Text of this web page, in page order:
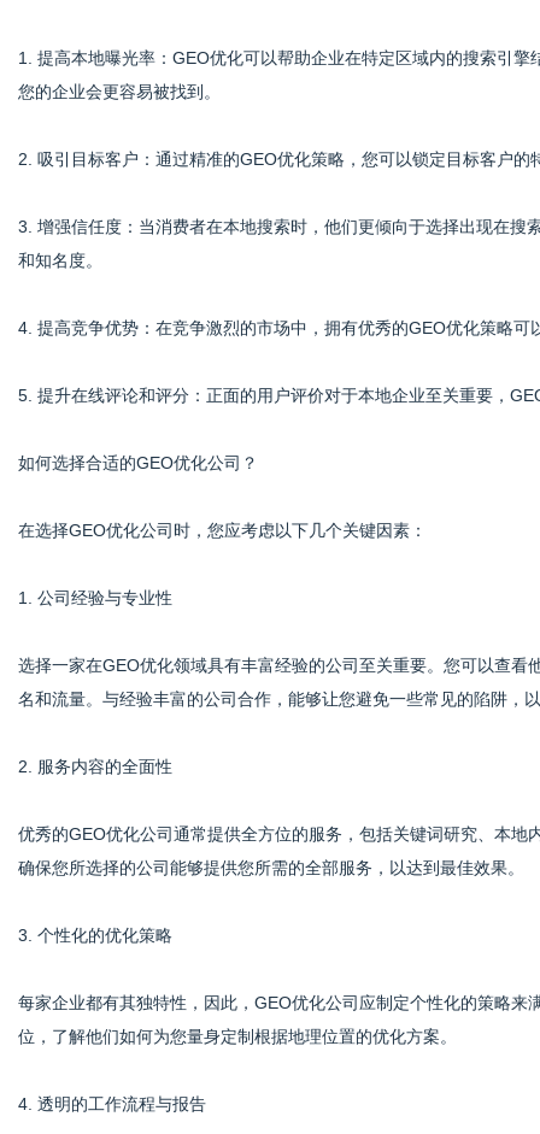
1. 提高本地曝光率：GEO优化可以帮助企业在特定区域内的搜索引
您的企业会更容易被找到。
2. 吸引目标客户：通过精准的GEO优化策略，您可以锁定目标客户
3. 增强信任度：当消费者在本地搜索时，他们更倾向于选择出现在
和知名度。
4. 提高竞争优势：在竞争激烈的市场中，拥有优秀的GEO优化策略
5. 提升在线评论和评分：正面的用户评价对于本地企业至关重要，
如何选择合适的GEO优化公司？
在选择GEO优化公司时，您应考虑以下几个关键因素：
1. 公司经验与专业性
选择一家在GEO优化领域具有丰富经验的公司至关重要。您可以查
名和流量。与经验丰富的公司合作，能够让您避免一些常见的陷阱，
2. 服务内容的全面性
优秀的GEO优化公司通常提供全方位的服务，包括关键词研究、本
确保您所选择的公司能够提供您所需的全部服务，以达到最佳效果。
3. 个性化的优化策略
每家企业都有其独特性，因此，GEO优化公司应制定个性化的策略
位，了解他们如何为您量身定制根据地理位置的优化方案。
4. 透明的工作流程与报告